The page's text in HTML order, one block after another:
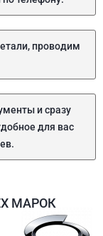
проводим
и сразу
для вас
МАРОК